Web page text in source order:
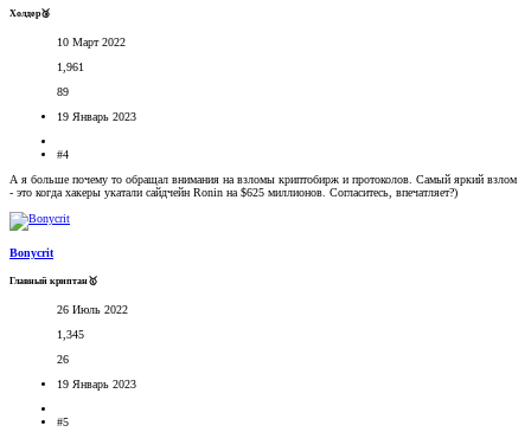
Холдер🥉
10 Март 2022
1,961
89
19 Январь 2023
#4
А я больше почему то обращал внимания на взломы криптобирж и протоколов. Самый яркий взлом
- это когда хакеры укатали сайдчейн Ronin на $625 миллионов. Согласитесь, впечатляет?)
Bonycrit
Главный криптан🥇
26 Июль 2022
1,345
26
19 Январь 2023
#5